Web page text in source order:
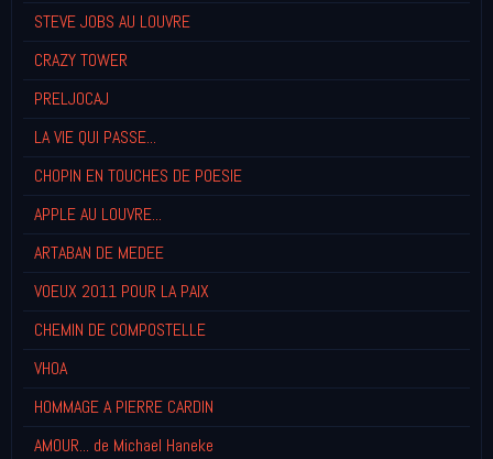
STEVE JOBS AU LOUVRE
CRAZY TOWER
PRELJOCAJ
LA VIE QUI PASSE...
CHOPIN EN TOUCHES DE POESIE
APPLE AU LOUVRE...
ARTABAN DE MEDEE
VOEUX 2011 POUR LA PAIX
CHEMIN DE COMPOSTELLE
VHOA
HOMMAGE A PIERRE CARDIN
AMOUR... de Michael Haneke